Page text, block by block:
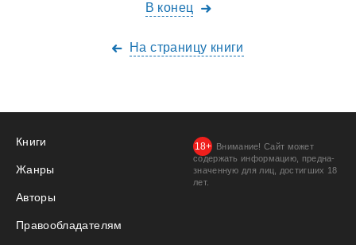
В конец
На страницу книги
Книги
Жанры
Авторы
Правообладателям
Внимание! Сайт может
содержать информацию, предна­
значенную для лиц, дости­гших 18
лет.